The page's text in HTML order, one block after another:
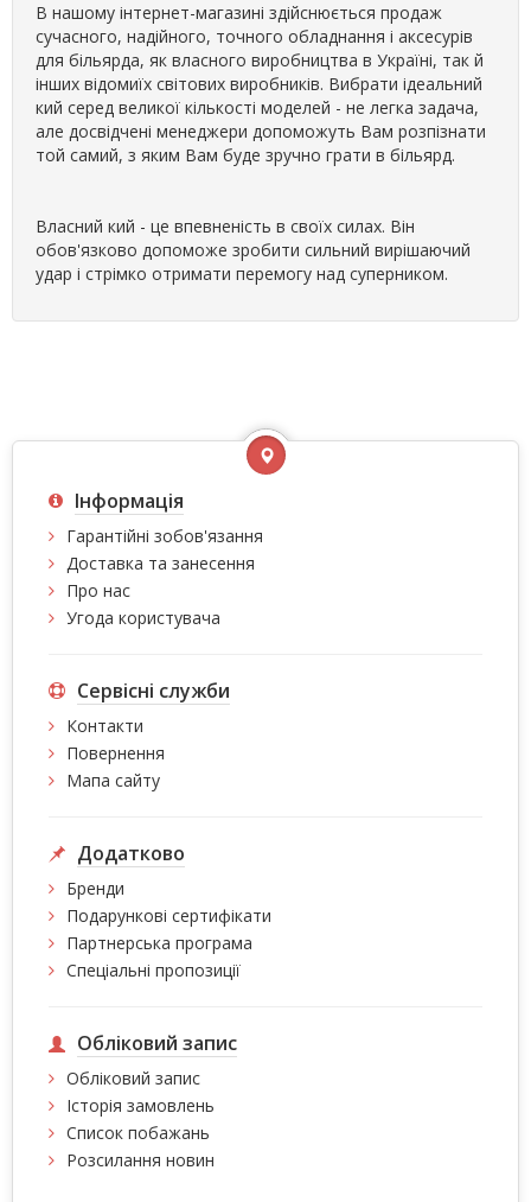
В нашому інтернет-магазині здійснюється продаж
сучасного, надійного, точного обладнання і аксесурів
для більярда, як власного виробництва в Україні, так й
інших відомиїх світових виробників. Вибрати ідеальний
кий серед великої кількості моделей - не легка задача,
але досвідчені менеджери допоможуть Вам розпізнати
той самий, з яким Вам буде зручно грати в більярд.
Власний кий - це впевненість в своїх силах. Він
обов'язково допоможе зробити сильний вирішаючий
удар і стрімко отримати перемогу над суперником.
Інформація
Гарантійні зобов'язання
Доставка та занесення
Про нас
Угода користувача
Сервісні служби
Контакти
Повернення
Мапа сайту
Додатково
Бренди
Подарункові сертифікати
Партнерська програма
Спеціальні пропозиції
Обліковий запис
Обліковий запис
Історія замовлень
Список побажань
Розсилання новин